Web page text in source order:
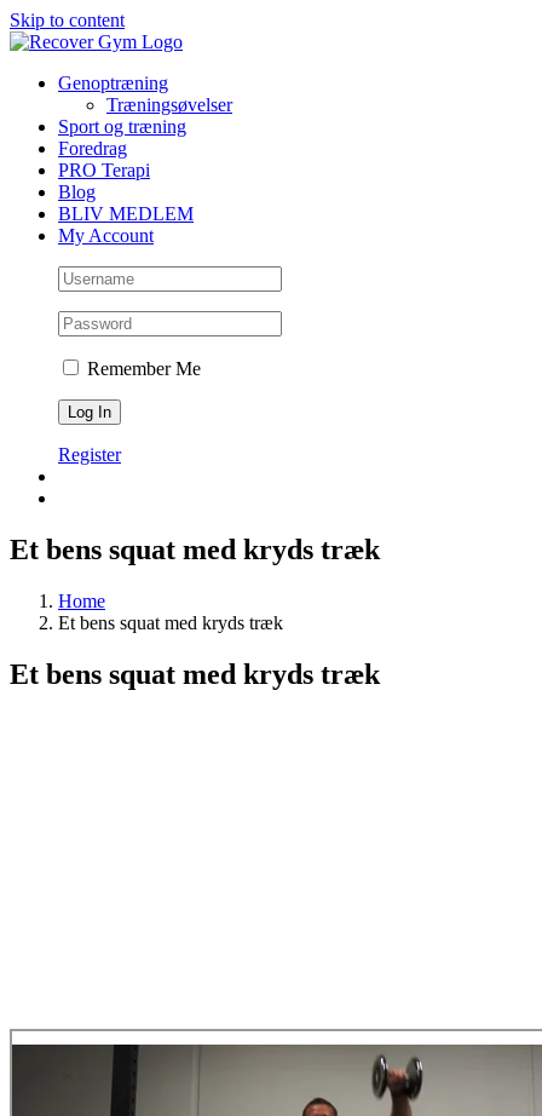
Skip to content
Genoptræning
Træningsøvelser
Sport og træning
Foredrag
PRO Terapi
Blog
BLIV MEDLEM
My Account
Remember Me
Register
Et bens squat med kryds træk
Home
Et bens squat med kryds træk
Et bens squat med kryds træk